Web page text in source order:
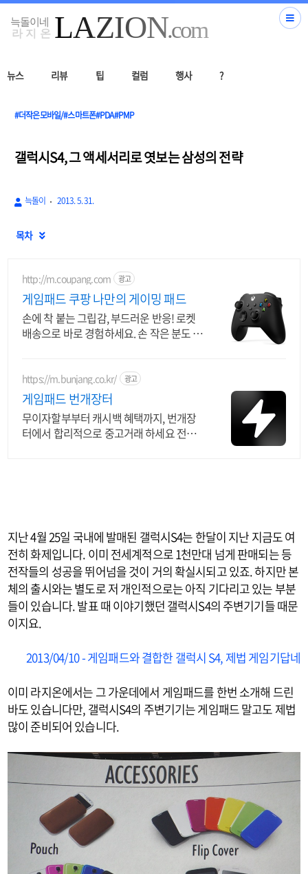
뉴스 리뷰 팁 컬럼 행사 ?
#더작은모바일/#스마트폰#PDA#PMP
갤럭시S4, 그 액세서리로 엿보는 삼성의 전략
늑돌이 2013. 5. 31.
목차 
http://m.coupang.com 광고
게임패드 쿠팡 나만의 게이밍 패드
손에 착 붙는 그립감, 부드러운 반응! 로켓
배송으로 바로 경험하세요. 손 작은 분도 편
https://m.bunjang.co.kr/ 광고
게임패드 번개장터
무이자할부부터 캐시백 혜택까지, 번개장
터에서 합리적으로 중고거래 하세요 전국
지난 4월 25일 국내에 발매된 갤럭시S4는 한달이 지난 지금도 여
전히 화제입니다. 이미 전세계적으로 1천만대 넘게 판매되는 등
전작들의 성공을 뛰어넘을 것이 거의 확실시되고 있죠. 하지만 본
체의 출시와는 별도로 저 개인적으로는 아직 기다리고 있는 부분
들이 있습니다. 발표 때 이야기했던 갤럭시S4의 주변기기들 때문
이지요.
2013/04/10 - 게임패드와 결합한 갤럭시 S4, 제법 게임기답네
이미 라지온에서는 그 가운데에서 게임패드를 한번 소개해 드린
바도 있습니다만, 갤럭시S4의 주변기기는 게임패드 말고도 제법
많이 준비되어 있습니다.